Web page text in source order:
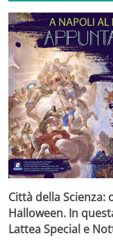
Città della Scienza:
Halloween. In
Lattea Special e